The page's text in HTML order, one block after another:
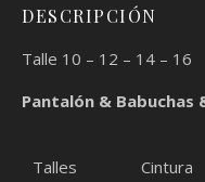
DESCRIPCIÓN
Talle 10 – 12 – 14 – 16
Pantalón &
Talles Cintura